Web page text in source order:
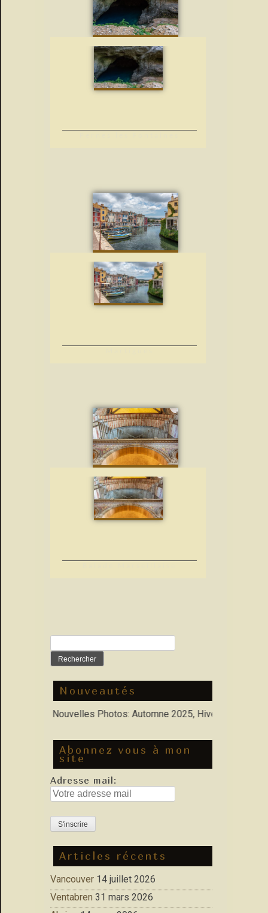
Nouveautés
: Nouvelles Photos: Automne 2025, Hiver 2026
Abonnez vous à mon
site
Adresse mail:
Articles récents
Vancouver 14 juillet 2026
Ventabren 31 mars 2026